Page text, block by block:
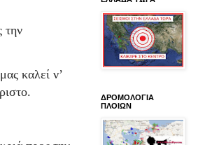
την
καλεί ν’
ΔΡΟΜΟΛΟΓΙΑ
ΠΛΟΙΩΝ